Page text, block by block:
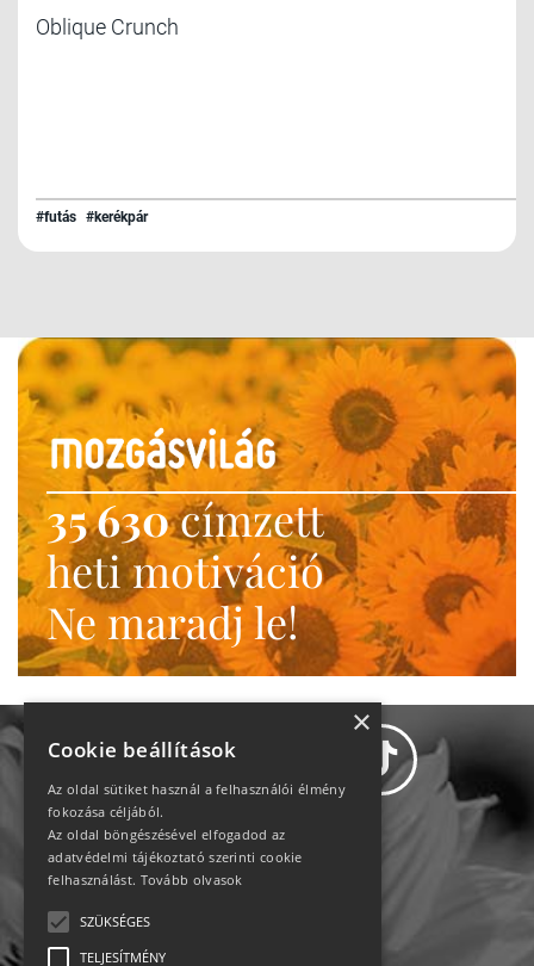
Oblique Crunch
#futás #kerékpár
35 630címzett
heti motiváció
Ne maradj le!
Adatvédelem
×
Cookie beállítások
Az oldal sütiket használ a felhasználói élmény
fokozása céljából.
Az oldal böngészésével elfogadod az
adatvédelmi tájékoztató szerinti cookie
felhasználást. Tovább olvasok
SZÜKSÉGES
TELJESÍTMÉNY